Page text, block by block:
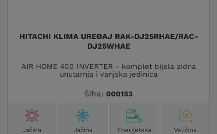
HITACHI KLIMA UREĐAJ RAK-DJ25RHAE/RAC-
DJ25WHAE
AIR HOME 400 INVERTER - komplet bijela zidna
unutarnja i vanjska jedinica
Šifra: 000153
Jačina
Jačina
Energetska
Veličina